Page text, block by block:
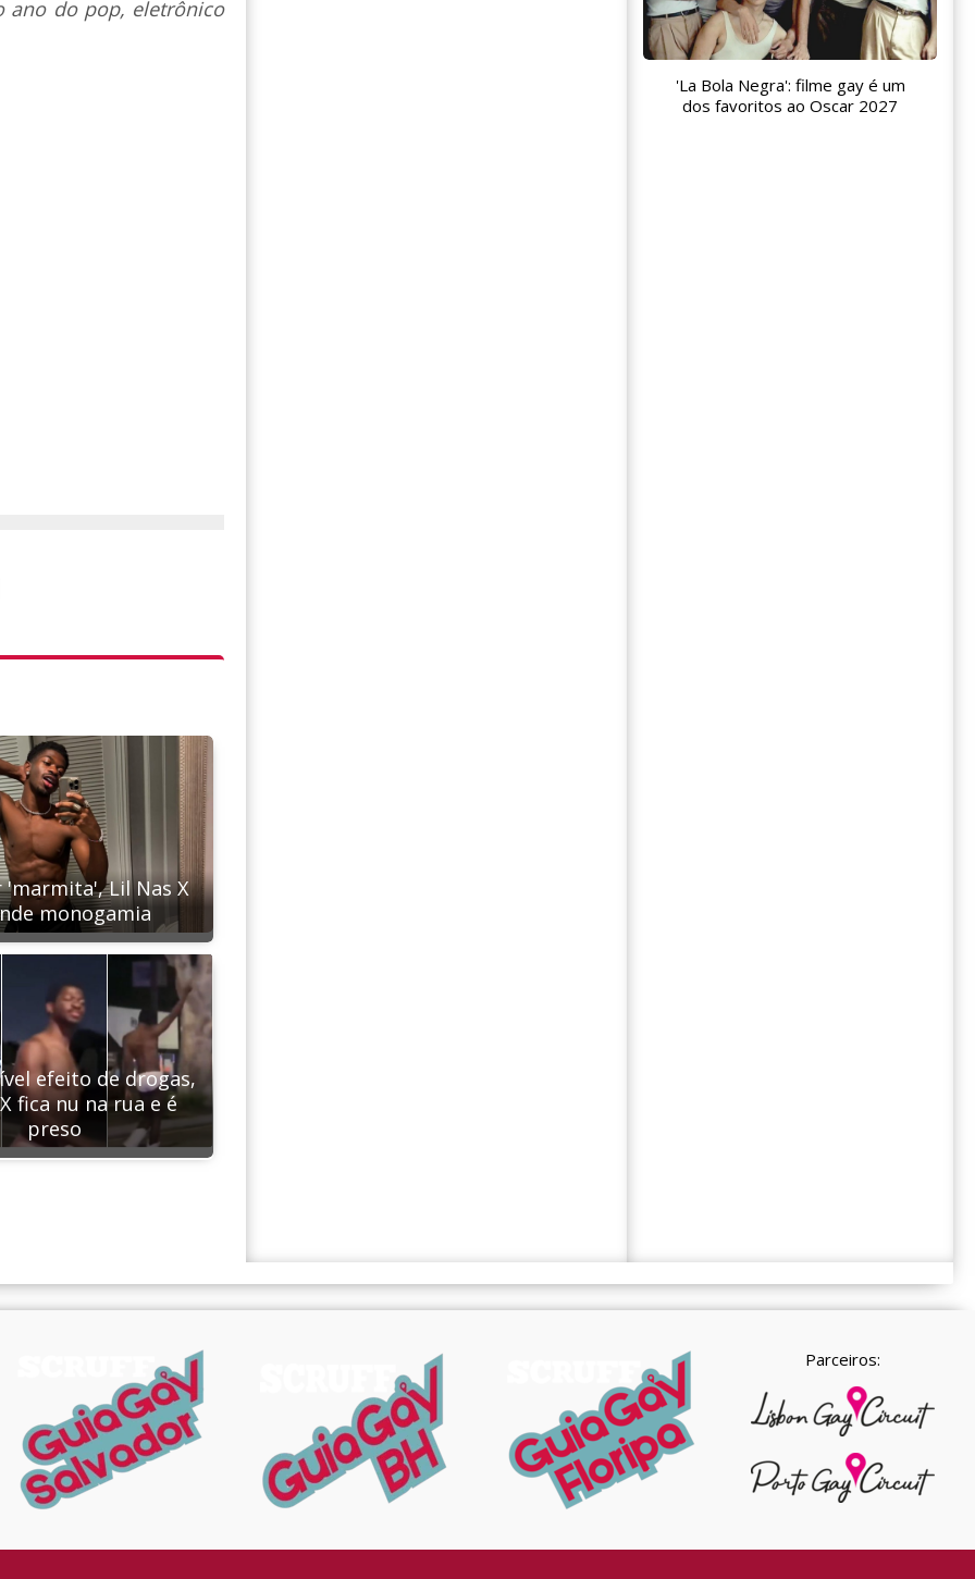
ano do pop, eletrônico
'marmita', Lil Nas X
monogamia
efeito de drogas,
fica nu na rua e é
preso
'La Bola Negra': filme gay é um
dos favoritos ao Oscar 2027
Parceiros: